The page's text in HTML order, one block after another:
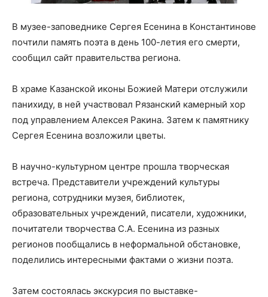
В музее-заповеднике Сергея Есенина в Константинове
почтили память поэта в день 100-летия его смерти,
сообщил сайт правительства региона.
В храме Казанской иконы Божией Матери отслужили
панихиду, в ней участвовал Рязанский камерный хор
под управлением Алексея Ракина. Затем к памятнику
Сергея Есенина возложили цветы.
В научно-культурном центре прошла творческая
встреча. Представители учреждений культуры
региона, сотрудники музея, библиотек,
образовательных учреждений, писатели, художники,
почитатели творчества С.А. Есенина из разных
регионов пообщались в неформальной обстановке,
поделились интересными фактами о жизни поэта.
Затем состоялась экскурсия по выставке-